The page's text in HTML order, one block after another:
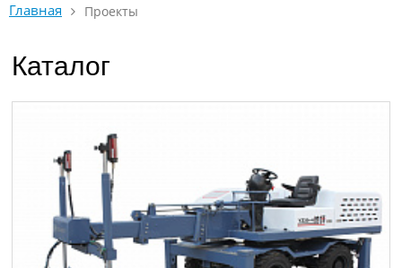
Главная Проекты
Каталог